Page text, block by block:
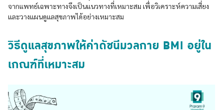
จากแพทย์เฉพาะทางจึงเป็นแนวทางที่เหมาะสม เพื่อวิเคราะห์ความเสี่ยง
และวางแผนดูแลสุขภาพได้อย่างเหมาะสม
วิธีดูแลสุขภาพให้ค่าดัชนีมวลกาย BMI อยู่ใน
เกณฑ์ที่เหมาะสม